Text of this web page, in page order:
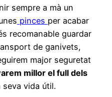
sempre a mà un
pinces per acabar
recomanable guardar
de ganivets,
major seguretat
millor el full dels
seva vida útil.